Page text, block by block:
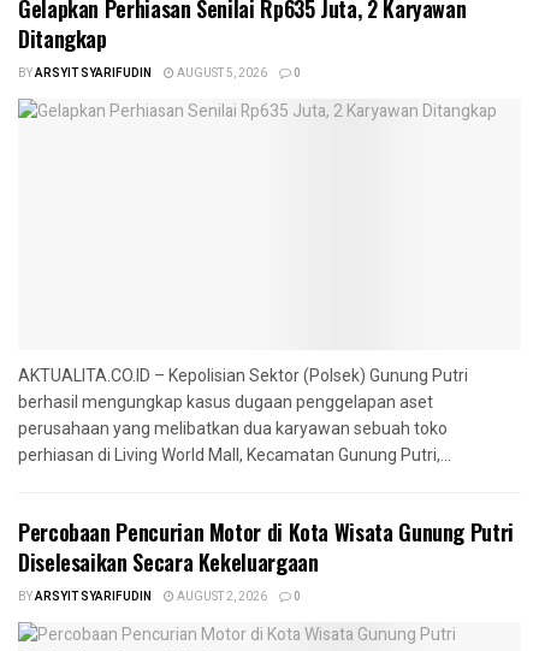
Gelapkan Perhiasan Senilai Rp635 Juta, 2 Karyawan
Ditangkap
BYARSYIT SYARIFUDIN AUGUST 5, 2026 0
AKTUALITA.CO.ID – Kepolisian Sektor (Polsek) Gunung Putri
berhasil mengungkap kasus dugaan penggelapan aset
perusahaan yang melibatkan dua karyawan sebuah toko
perhiasan di Living World Mall, Kecamatan Gunung Putri,...
‎Percobaan Pencurian Motor di Kota Wisata Gunung Putri
Diselesaikan Secara Kekeluargaan
BYARSYIT SYARIFUDIN AUGUST 2, 2026 0